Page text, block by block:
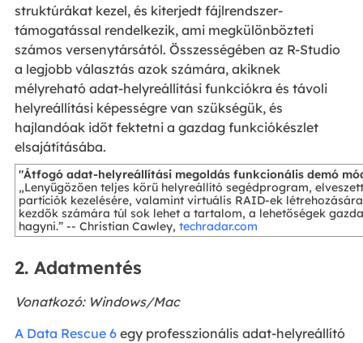
struktúrákat kezel, és kiterjedt fájlrendszer-
támogatással rendelkezik, ami megkülönbözteti
számos versenytársától. Összességében az R-Studio
a legjobb választás azok számára, akiknek
mélyreható adat-helyreállítási funkciókra és távoli
helyreállítási képességre van szükségük, és
hajlandóak időt fektetni a gazdag funkciókészlet
elsajátításába.
"Átfogó adat-helyreállítási megoldás funkcionális demó
„Lenyűgözően teljes körű helyreállító segédprogram,
partíciók kezelésére, valamint virtuális RAID-ek
kezdők számára túl sok lehet a tartalom, a lehetőségek
hagyni.” -- Christian Cawley,techradar.com
2. Adatmentés
Vonatkozó: Windows/Mac
A Data Rescue 6egy professzionális adat-helyreállító